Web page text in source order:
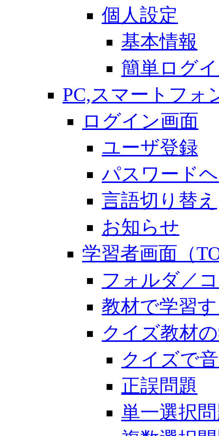
個人設定
基本情報
簡単ログ
PC,スマートフォ
ログイン画面
ユーザ登録
パスワード
言語切り替え
お知らせ
学習者画面（
フォルダ／
教材で学習
クイズ教材
クイズで
正誤問題
単一選択